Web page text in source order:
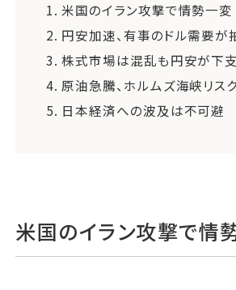
1. 米国のイラン攻撃で情勢一変
2. 円安加速、有事のドル需要が
3. 株式市場は混乱も円安が下
4. 原油急騰、ホルムズ海峡リス
5. 日本経済への波及は不可避
米国のイラン攻撃で情